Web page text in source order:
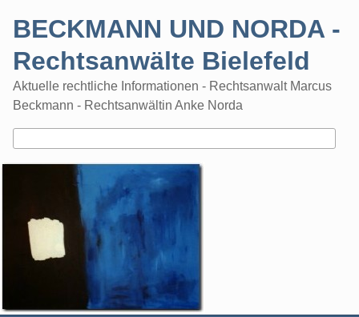
BECKMANN UND NORDA -
Rechtsanwälte Bielefeld
Aktuelle rechtliche Informationen - Rechtsanwalt Marcus
Beckmann - Rechtsanwältin Anke Norda